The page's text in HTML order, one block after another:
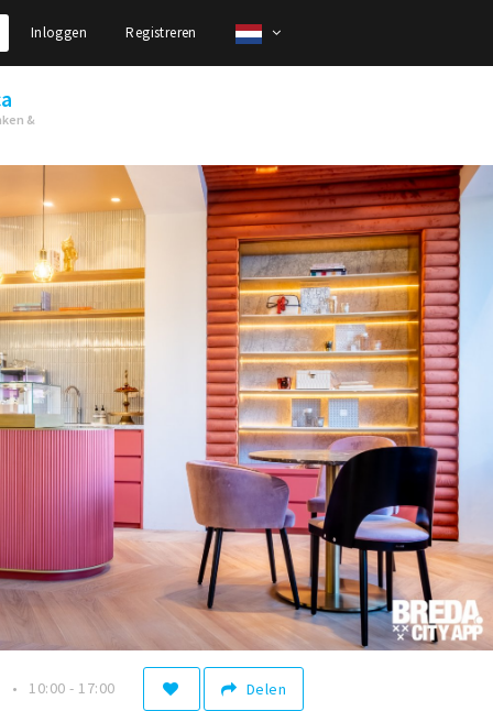
Inloggen Registreren
&
Delen
10:00 - 17:00